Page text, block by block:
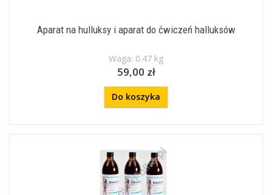
Aparat na hulluksy i aparat do ćwiczeń halluksów
Waga: 0.47 kg
59,00 zł
Do koszyka